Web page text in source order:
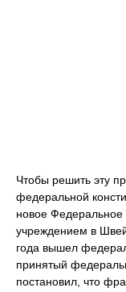
Чтобы решить эту
федеральной
новое Федеральное
учреждением в
года вышел
принятый
постановил, что